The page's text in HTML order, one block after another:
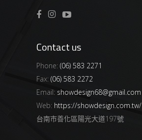
Contact us
Phone: (06) 583 2271
Fax: (06) 583 2272
Email: showdesign68@gmail.com
Web: https://showdesign.com.tw/
台南市善化區陽光大道197號